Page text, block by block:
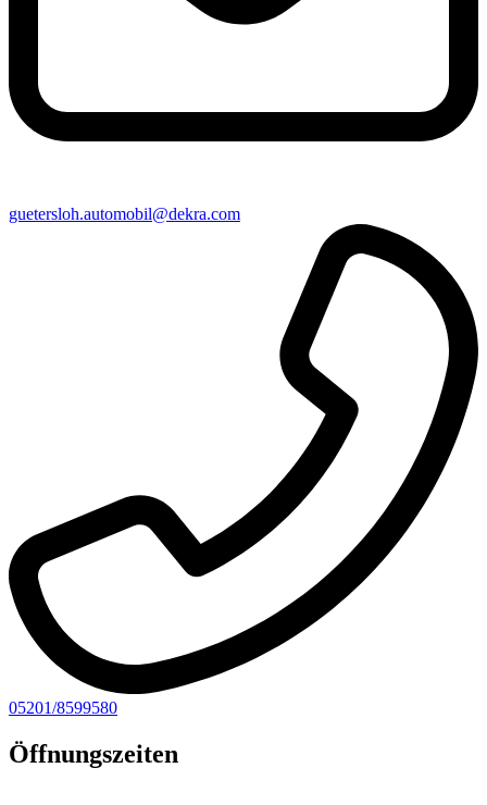
guetersloh​.automobil@​dekra.com
05201/8599580
Öffnungszeiten